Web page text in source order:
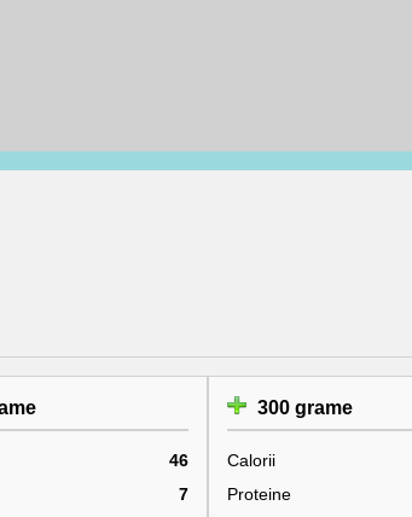
46
7
300 grame
Calorii
Proteine